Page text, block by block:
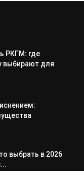
РКГМ: где
выбирают для
выбрать в 2026